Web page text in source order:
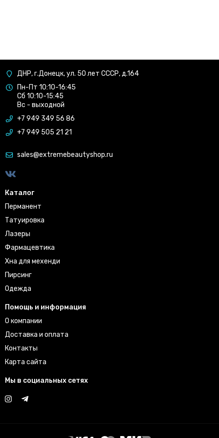
ДНР, г.Донецк, ул. 50 лет СССР, д.164
Пн-Пт 10:10-16:45
Сб 10:10-15:45
Вс - выходной
+7 949 349 56 86
+7 949 505 21 21
sales@extremebeautyshop.ru
Каталог
Перманент
Татуировка
Лазеры
Фармацевтика
Хна для мехенди
Пирсинг
Одежда
Помощь и информация
О компании
Доставка и оплата
Контакты
Карта сайта
Мы в социальных сетях